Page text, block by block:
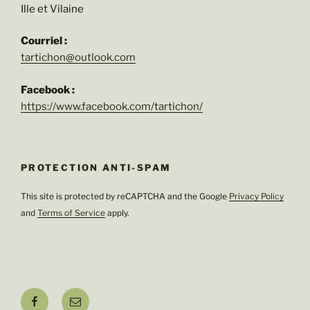
Ille et Vilaine
Courriel :
tartichon@outlook.com
Facebook :
https://www.facebook.com/tartichon/
PROTECTION ANTI-SPAM
This site is protected by reCAPTCHA and the Google Privacy Policy
and Terms of Service apply.
Facebook
E-